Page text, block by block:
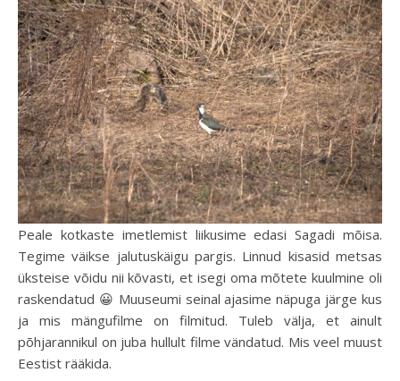
Peale kotkaste imetlemist liikusime edasi Sagadi mõisa.
Tegime väikse jalutuskäigu pargis. Linnud kisasid metsas
üksteise võidu nii kõvasti, et isegi oma mõtete kuulmine oli
raskendatud 😀 Muuseumi seinal ajasime näpuga järge kus
ja mis mängufilme on filmitud. Tuleb välja, et ainult
põhjarannikul on juba hullult filme vändatud. Mis veel muust
Eestist rääkida.